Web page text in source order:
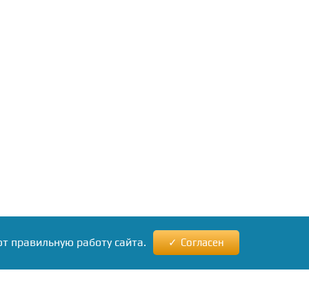
правильную работу сайта. Согласен